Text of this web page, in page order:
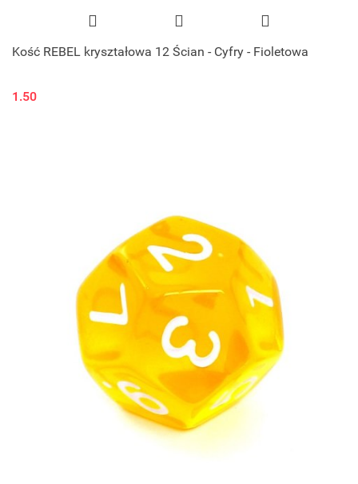
Kość REBEL kryształowa 12 Ścian - Cyfry - Fioletowa
1.50